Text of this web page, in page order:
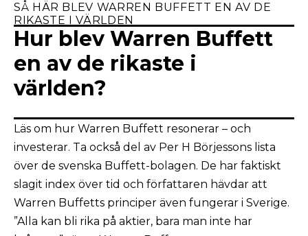
SÅ HÄR BLEV WARREN BUFFETT EN AV DE
RIKASTE I VÄRLDEN
Hur blev Warren Buffett
en av de rikaste i
världen?
Läs om hur Warren Buffett resonerar – och
investerar. Ta också del av Per H Börjessons lista
över de svenska Buffett-bolagen. De har faktiskt
slagit index över tid och författaren hävdar att
Warren Buffetts principer även fungerar i Sverige.
”Alla kan bli rika på aktier, bara man inte har